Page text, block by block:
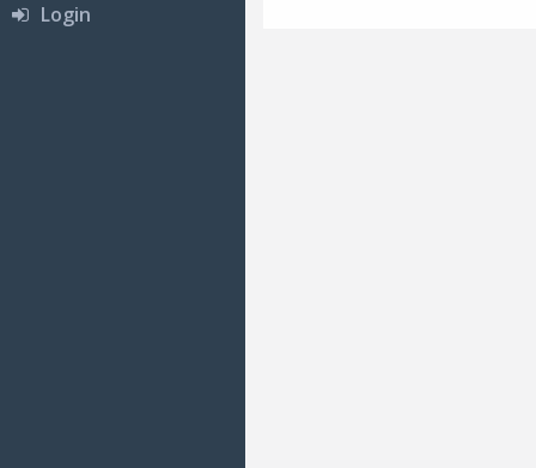
Login